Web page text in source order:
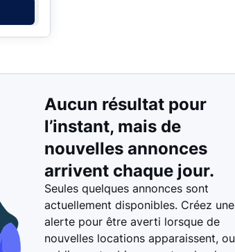
Aucun résultat pour
l’instant, mais de
nouvelles annonces
arrivent chaque jour.
Seules quelques annonces sont
actuellement disponibles. Créez une
alerte pour être averti lorsque de
nouvelles locations apparaissent, ou